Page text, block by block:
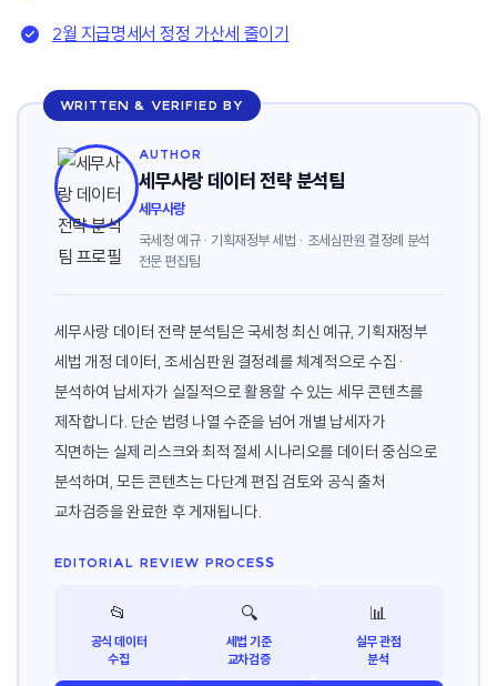
2월 지급명세서 정정 가산세 줄이기
WRITTEN & VERIFIED BY
AUTHOR
세무사랑 데이터 전략 분석팀
세무사랑
국세청 예규 · 기획재정부 세법 · 조세심판원 결정례 분석
전문 편집팀
세무사랑 데이터 전략 분석팀은 국세청 최신 예규, 기획재정부
세법 개정 데이터, 조세심판원 결정례를 체계적으로 수집·
분석하여 납세자가 실질적으로 활용할 수 있는 세무 콘텐츠를
제작합니다. 단순 법령 나열 수준을 넘어 개별 납세자가
직면하는 실제 리스크와 최적 절세 시나리오를 데이터 중심으로
분석하며, 모든 콘텐츠는 다단계 편집 검토와 공식 출처
교차검증을 완료한 후 게재됩니다.
EDITORIAL REVIEW PROCESS
📂
공식 데이터
수집
🔍
세법 기준
교차검증
📊
실무 관점
분석